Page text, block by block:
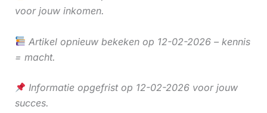
voor jouw inkomen.
Artikel opnieuw bekeken op 12-02-2026 – kennis
= macht.
Informatie opgefrist op 12-02-2026 voor jouw
succes.